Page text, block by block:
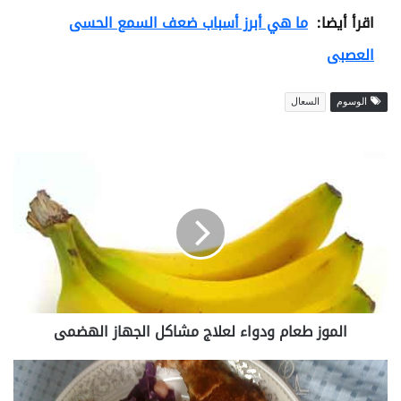
اقرأ أيضا: ما هي أبرز أسباب ضعف السمع الحسى
العصبى
الوسوم السعال
و
ا
الموز طعام ودواء لعلاج مشاكل الجهاز الهضمى
ا
ل